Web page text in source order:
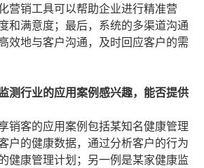
营销工具可以帮助企业进行精准营
和满意度；最后，系统的多渠道沟通
效地与客户沟通，及时回应客户的需
测行业的应用案例感兴趣，能否提供
销客的应用案例包括某知名健康管理
户的健康数据，通过分析客户的行为
健康管理计划；另一例是某家健康监